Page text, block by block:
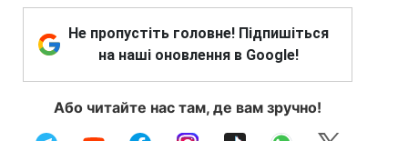
Не пропустіть головне! Підпишіться
на наші оновлення в Google!
Або читайте нас там, де вам зручно!